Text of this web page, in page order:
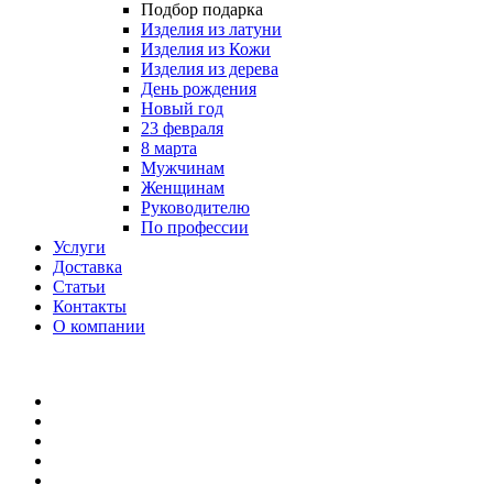
Подбор подарка
Изделия из латуни
Изделия из Кожи
Изделия из дерева
День рождения
Новый год
23 февраля
8 марта
Мужчинам
Женщинам
Руководителю
По профессии
Услуги
Доставка
Статьи
Контакты
О компании